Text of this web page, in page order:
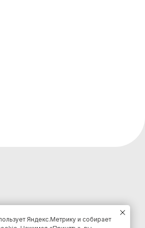
Яндекс.Метрику и собирает